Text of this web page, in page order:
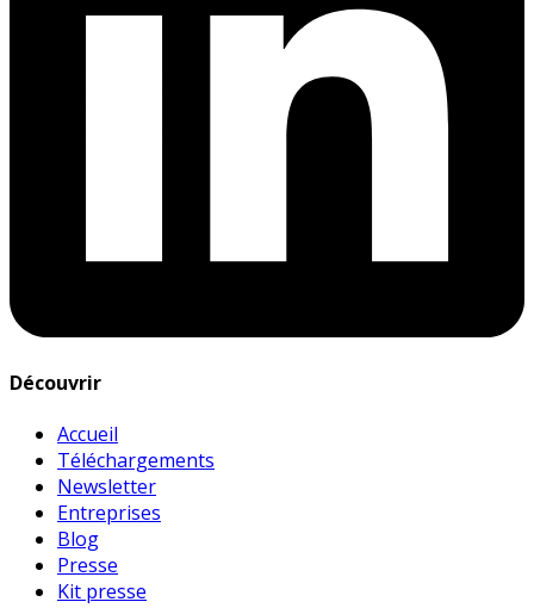
Découvrir
Accueil
Téléchargements
Newsletter
Entreprises
Blog
Presse
Kit presse